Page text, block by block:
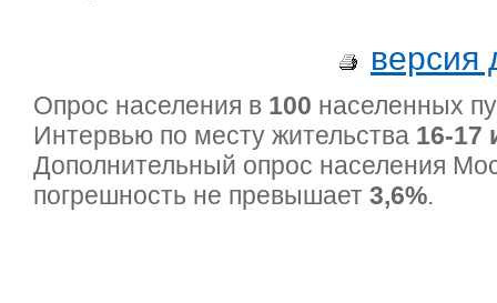
версия
Опрос населения в 100 населенных
Интервью по месту жительства 16-17
Дополнительный опрос населения
погрешность не превышает 3,6%.